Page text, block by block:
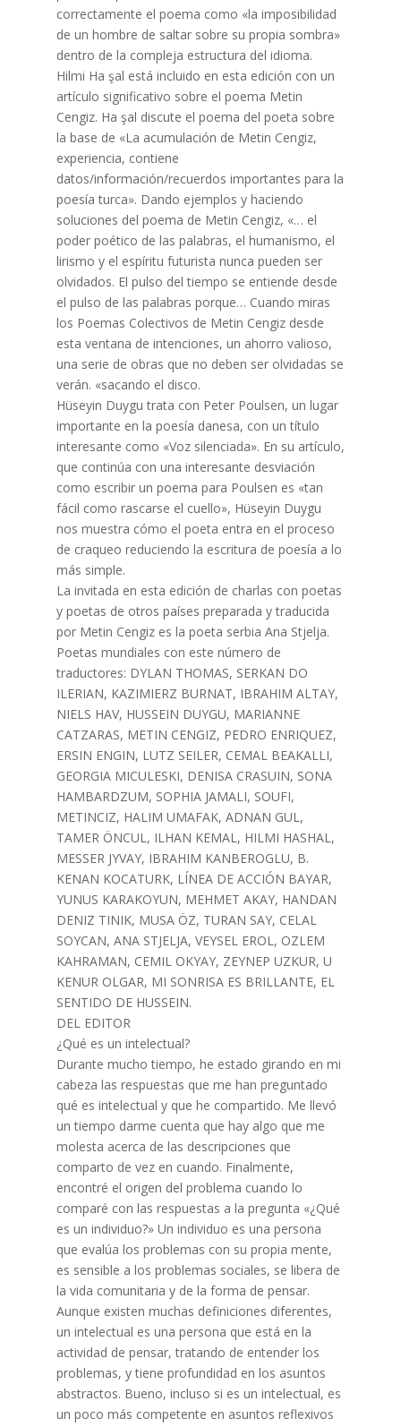
correctamente el poema como «la imposibilidad
de un hombre de saltar sobre su propia sombra»
dentro de la compleja estructura del idioma.
Hilmi Ha şal está incluido en esta edición con un
artículo significativo sobre el poema Metin
Cengiz. Ha şal discute el poema del poeta sobre
la base de «La acumulación de Metin Cengiz,
experiencia, contiene
datos/información/recuerdos importantes para la
poesía turca». Dando ejemplos y haciendo
soluciones del poema de Metin Cengiz, «… el
poder poético de las palabras, el humanismo, el
lirismo y el espíritu futurista nunca pueden ser
olvidados. El pulso del tiempo se entiende desde
el pulso de las palabras porque… Cuando miras
los Poemas Colectivos de Metin Cengiz desde
esta ventana de intenciones, un ahorro valioso,
una serie de obras que no deben ser olvidadas se
verán. «sacando el disco.
Hüseyin Duygu trata con Peter Poulsen, un lugar
importante en la poesía danesa, con un título
interesante como «Voz silenciada». En su artículo,
que continúa con una interesante desviación
como escribir un poema para Poulsen es «tan
fácil como rascarse el cuello», Hüseyin Duygu
nos muestra cómo el poeta entra en el proceso
de craqueo reduciendo la escritura de poesía a lo
más simple.
La invitada en esta edición de charlas con poetas
y poetas de otros países preparada y traducida
por Metin Cengiz es la poeta serbia Ana Stjelja.
Poetas mundiales con este número de
traductores: DYLAN THOMAS, SERKAN DO
ILERIAN, KAZIMIERZ BURNAT, IBRAHIM ALTAY,
NIELS HAV, HUSSEIN DUYGU, MARIANNE
CATZARAS, METIN CENGIZ, PEDRO ENRIQUEZ,
ERSIN ENGIN, LUTZ SEILER, CEMAL BEAKALLI,
GEORGIA MICULESKI, DENISA CRASUIN, SONA
HAMBARDZUM, SOPHIA JAMALI, SOUFI,
METINCIZ, HALIM UMAFAK, ADNAN GUL,
TAMER ÖNCUL, ILHAN KEMAL, HILMI HASHAL,
MESSER JYVAY, IBRAHIM KANBEROGLU, B.
KENAN KOCATURK, LÍNEA DE ACCIÓN BAYAR,
YUNUS KARAKOYUN, MEHMET AKAY, HANDAN
DENIZ TINIK, MUSA ÖZ, TURAN SAY, CELAL
SOYCAN, ANA STJELJA, VEYSEL EROL, OZLEM
KAHRAMAN, CEMIL OKYAY, ZEYNEP UZKUR, U
KENUR OLGAR, MI SONRISA ES BRILLANTE, EL
SENTIDO DE HUSSEIN.
DEL EDITOR
¿Qué es un intelectual?
Durante mucho tiempo, he estado girando en mi
cabeza las respuestas que me han preguntado
qué es intelectual y que he compartido. Me llevó
un tiempo darme cuenta que hay algo que me
molesta acerca de las descripciones que
comparto de vez en cuando. Finalmente,
encontré el origen del problema cuando lo
comparé con las respuestas a la pregunta «¿Qué
es un individuo?» Un individuo es una persona
que evalúa los problemas con su propia mente,
es sensible a los problemas sociales, se libera de
la vida comunitaria y de la forma de pensar.
Aunque existen muchas definiciones diferentes,
un intelectual es una persona que está en la
actividad de pensar, tratando de entender los
problemas, y tiene profundidad en los asuntos
abstractos. Bueno, incluso si es un intelectual, es
un poco más competente en asuntos reflexivos